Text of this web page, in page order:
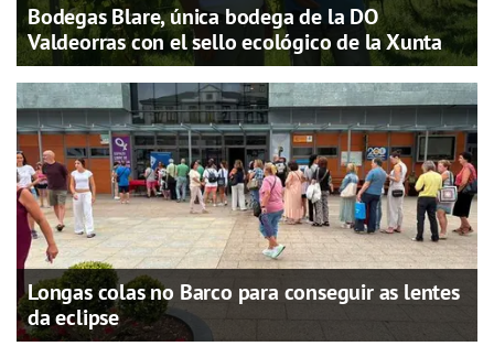
Bodegas Blare, única bodega de la DO
Valdeorras con el sello ecológico de la Xunta
Longas colas no Barco para conseguir as lentes
da eclipse